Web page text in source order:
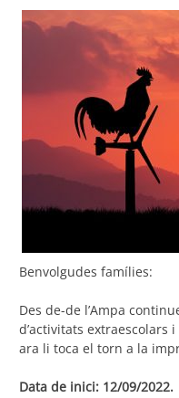
Benvolgudes famílies:
Des de-de l’Ampa
d’activitats extraescolars
ara li toca el torn a la
Data de inici: 12/09/2022.